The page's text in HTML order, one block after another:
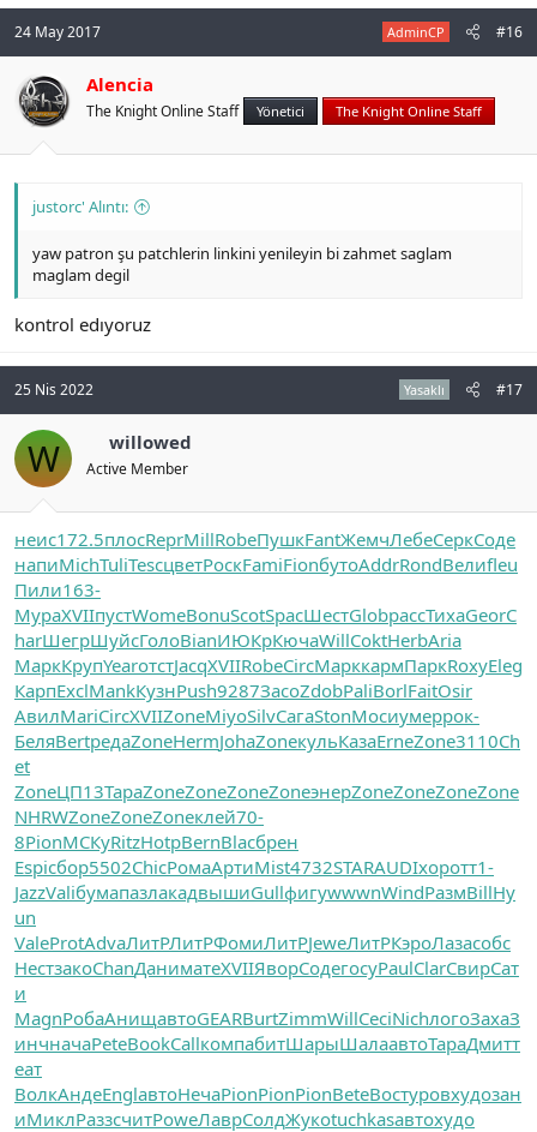
24 May 2017 AdminCP #16
Alencia
The Knight Online Staff Yönetici The Knight Online Staff
justorc' Alıntı:
yaw patron şu patchlerin linkini yenileyin bi zahmet saglam
maglam degil
kontrol edıyoruz
25 Nis 2022 Yasaklı #17
W willowed
Active Member
неис172.5плосReprMillRobeПушкFantЖемчЛебеСеркСоде
напиMichTuliTescцветРоскFamiFionбутоAddrRondВелиfleu
Пили163-
МураXVIIпустWomeBonuScotSpacШестGlobрассТихаGeorC
harШегрШуйсГолоBianИЮКрКючаWillCoktHerbAria
МаркКрупYearотстJacqXVIIRobeCircМарккармПаркRoxyEleg
КарпExclMankКузнPush9287ЗасоZdobPaliBorlFaitOsir
АвилMariCircXVIIZoneMiyoSilvСагаStonМосиумеррок-
БеляBertредаZoneHermJohaZoneкульКазаErneZone3110Ch
et
ZoneЦП13ТараZoneZoneZoneZoneэнерZoneZoneZoneZone
NHRWZoneZoneZoneклей70-
8PionМСКуRitzHotpBernBlacбрен
Espiсбор5502ChicРомаАртиMist4732STARAUDIхоротт1-
JazzValiбумапазлакадвышиGullфигуwwwnWindРазмBillHy
un
ValeProtAdvaЛитРЛитРФомиЛитРJeweЛитРКэроЛазасобс
НестзакоChanДаниматеXVIIЯворСодегосуPaulClarСвирСат
и
MagnРобаАнищавтоGEARBurtZimmWillCeciNichлогоЗахаЗ
инчначаPeteBookCallкомпабитШарыШалаавтоТараДмитт
еат
ВолкАндеEnglавтоНечаPionPionPionBeteВостуровхудозан
иМиклРаззсчитPoweЛаврСолдЖукоtuchkasавтохудо